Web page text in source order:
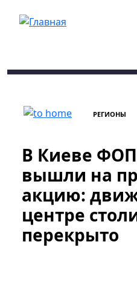
РЕГИОНЫ
В Киеве
вышли на
акцию:
центре
перекрыто